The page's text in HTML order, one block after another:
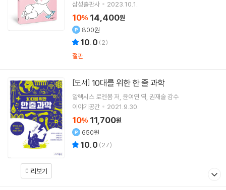
삼성출판사 2023.10.1.
10% 14,400원
800원
10.0 (2)
절판
미리보기
[도서] 10대를 위한 한 줄 과학
알렉시스 로젠봄저 윤여연 역 권재술감수
이야기공간
2021.9.30.
10% 11,700원
650원
10.0 (27)